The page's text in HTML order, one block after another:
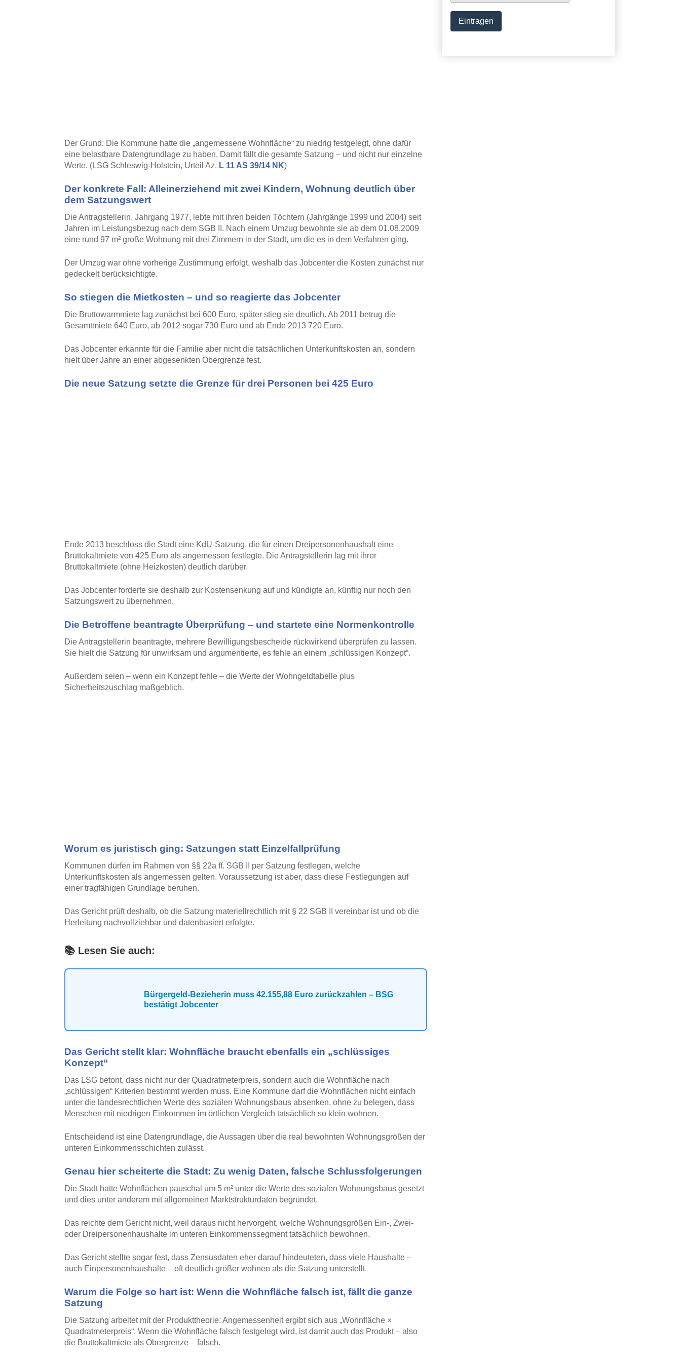
Der Grund: Die Kommune hatte die „angemessene Wohnfläche“ zu niedrig festgelegt, ohne dafür
eine belastbare Datengrundlage zu haben. Damit fällt die gesamte Satzung – und nicht nur einzelne
Werte. (LSG Schleswig-Holstein, Urteil Az. L 11 AS 39/14 NK)
Der konkrete Fall: Alleinerziehend mit zwei Kindern, Wohnung deutlich über
dem Satzungswert
Die Antragstellerin, Jahrgang 1977, lebte mit ihren beiden Töchtern (Jahrgänge 1999 und 2004) seit
Jahren im Leistungsbezug nach dem SGB II. Nach einem Umzug bewohnte sie ab dem 01.08.2009
eine rund 97 m² große Wohnung mit drei Zimmern in der Stadt, um die es in dem Verfahren ging.
Der Umzug war ohne vorherige Zustimmung erfolgt, weshalb das Jobcenter die Kosten zunächst nur
gedeckelt berücksichtigte.
So stiegen die Mietkosten – und so reagierte das Jobcenter
Die Bruttowarmmiete lag zunächst bei 600 Euro, später stieg sie deutlich. Ab 2011 betrug die
Gesamtmiete 640 Euro, ab 2012 sogar 730 Euro und ab Ende 2013 720 Euro.
Das Jobcenter erkannte für die Familie aber nicht die tatsächlichen Unterkunftskosten an, sondern
hielt über Jahre an einer abgesenkten Obergrenze fest.
Die neue Satzung setzte die Grenze für drei Personen bei 425 Euro
Ende 2013 beschloss die Stadt eine KdU-Satzung, die für einen Dreipersonenhaushalt eine
Bruttokaltmiete von 425 Euro als angemessen festlegte. Die Antragstellerin lag mit ihrer
Bruttokaltmiete (ohne Heizkosten) deutlich darüber.
Das Jobcenter forderte sie deshalb zur Kostensenkung auf und kündigte an, künftig nur noch den
Satzungswert zu übernehmen.
Die Betroffene beantragte Überprüfung – und startete eine Normenkontrolle
Die Antragstellerin beantragte, mehrere Bewilligungsbescheide rückwirkend überprüfen zu lassen.
Sie hielt die Satzung für unwirksam und argumentierte, es fehle an einem „schlüssigen Konzept“.
Außerdem seien – wenn ein Konzept fehle – die Werte der Wohngeldtabelle plus
Sicherheitszuschlag maßgeblich.
Worum es juristisch ging: Satzungen statt Einzelfallprüfung
Kommunen dürfen im Rahmen von §§ 22a ff. SGB II per Satzung festlegen, welche
Unterkunftskosten als angemessen gelten. Voraussetzung ist aber, dass diese Festlegungen auf
einer tragfähigen Grundlage beruhen.
Das Gericht prüft deshalb, ob die Satzung materiellrechtlich mit § 22 SGB II vereinbar ist und ob die
Herleitung nachvollziehbar und datenbasiert erfolgte.
📚 Lesen Sie auch:
Bürgergeld-Bezieherin muss 42.155,88 Euro zurückzahlen – BSG
bestätigt Jobcenter
Das Gericht stellt klar: Wohnfläche braucht ebenfalls ein „schlüssiges
Konzept“
Das LSG betont, dass nicht nur der Quadratmeterpreis, sondern auch die Wohnfläche nach
„schlüssigen“ Kriterien bestimmt werden muss. Eine Kommune darf die Wohnflächen nicht einfach
unter die landesrechtlichen Werte des sozialen Wohnungsbaus absenken, ohne zu belegen, dass
Menschen mit niedrigen Einkommen im örtlichen Vergleich tatsächlich so klein wohnen.
Entscheidend ist eine Datengrundlage, die Aussagen über die real bewohnten Wohnungsgrößen der
unteren Einkommensschichten zulässt.
Genau hier scheiterte die Stadt: Zu wenig Daten, falsche Schlussfolgerungen
Die Stadt hatte Wohnflächen pauschal um 5 m² unter die Werte des sozialen Wohnungsbaus gesetzt
und dies unter anderem mit allgemeinen Marktstrukturdaten begründet.
Das reichte dem Gericht nicht, weil daraus nicht hervorgeht, welche Wohnungsgrößen Ein-, Zwei-
oder Dreipersonenhaushalte im unteren Einkommenssegment tatsächlich bewohnen.
Das Gericht stellte sogar fest, dass Zensusdaten eher darauf hindeuteten, dass viele Haushalte –
auch Einpersonenhaushalte – oft deutlich größer wohnen als die Satzung unterstellt.
Warum die Folge so hart ist: Wenn die Wohnfläche falsch ist, fällt die ganze
Satzung
Die Satzung arbeitet mit der Produkttheorie: Angemessenheit ergibt sich aus „Wohnfläche ×
Quadratmeterpreis“. Wenn die Wohnfläche falsch festgelegt wird, ist damit auch das Produkt – also
die Bruttokaltmiete als Obergrenze – falsch.